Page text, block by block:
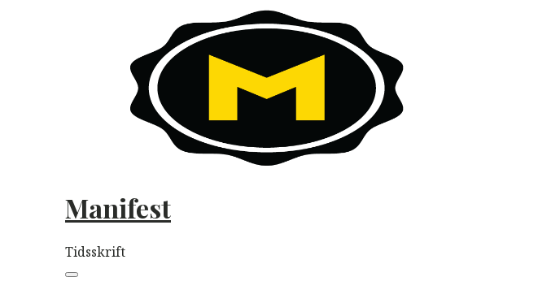
Manifest
Tidsskrift
navigation
Menu